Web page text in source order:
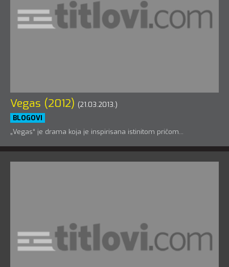
Vegas (2012) (21.03.2013.)
BLOGOVI
„Vegas“ je drama koja je inspirisana istinitom pričom...